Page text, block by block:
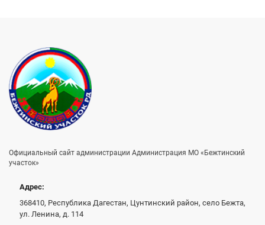
Официальный сайт администрации Администрация МО «Бежтинский
участок»
Адрес:
368410, Республика Дагестан, Цунтинский район, село Бежта,
ул. Ленина, д. 114